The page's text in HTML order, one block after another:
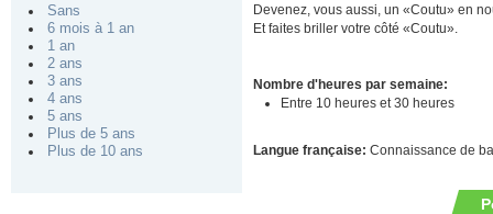
Sans
6 mois à 1 an
1 an
2 ans
3 ans
4 ans
5 ans
Plus de 5 ans
Plus de 10 ans
Devenez, vous aussi, un «Coutu» en
Et faites briller votre côté «Coutu».
Nombre d'heures par semaine:
Entre 10 heures et 30 heures
Langue française: Connaissance de